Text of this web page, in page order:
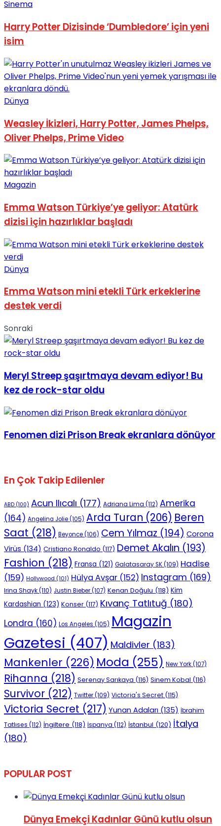
Sinema
Harry Potter Dizisinde ‘Dumbledore’ için yeni
isim
Dünya
Weasley İkizleri, Harry Potter, James Phelps,
Oliver Phelps, Prime Video
Magazin
Emma Watson Türkiye’ye geliyor: Atatürk
dizisi için hazırlıklar başladı
Dünya
Emma Watson mini etekli Türk erkeklerine
destek verdi
Sonraki
Meryl Streep şaşırtmaya devam ediyor! Bu
kez de rock-star oldu
Fenomen dizi Prison Break ekranlara dönüyor
En Çok Takip Edilenler
ABD (100) Acun Ilıcalı (177) Adriana Lima (112) Amerika
(164) Angelina Jolie(105) Arda Turan (206) Beren
Saat (218) Beyonce(106) Cem Yılmaz (194) Corona
Virüs (134) Cristiano Ronaldo (117) Demet Akalın (193)
Fashion (218) Fransa (121) Galatasaray SK(109) Hadise
(159) Hollywood (101) Hülya Avşar (152) Instagram (169)
Irina Shayk(110) Justin Bieber(107) Kenan Doğulu (118) Kim
Kardashian (123) Konser (117) Kıvanç Tatlıtuğ(180)
Londra (160) Los Angeles (105) Magazin
Gazetesi (407) Maldivler(183)
Mankenler (226) Moda (255) New York(107)
Rihanna (218) Serenay Sarıkaya (116) Sinem Kobal (116)
Survivor (212) Twitter(109) Victoria's Secret (115)
Victoria Secret (217) Yunan Adaları (135) İbrahim
Tatlıses (112) İngiltere (118) İspanya (112) İstanbul (120) İtalya
(180)
POPULAR POST
Dünya Emekçi Kadınlar Günü kutlu olsun